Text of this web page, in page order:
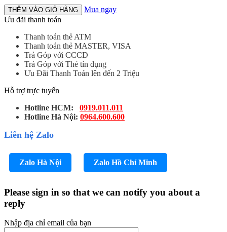
THÊM VÀO GIỎ HÀNG
Mua ngay
Ưu đãi thanh toán
Thanh toán thẻ ATM
Thanh toán thẻ MASTER, VISA
Trả Góp với CCCD
Trả Góp với Thẻ tín dụng
Ưu Đãi Thanh Toán lên đến 2 Triệu
Hỗ trợ trực tuyến
Hotline HCM: 0919.011.011
Hotline Hà Nội: 0964.600.600
Liên hệ Zalo
Zalo Hà Nội Zalo Hồ Chí Minh
Please sign in so that we can notify you about a
reply
Nhập địa chỉ email của bạn